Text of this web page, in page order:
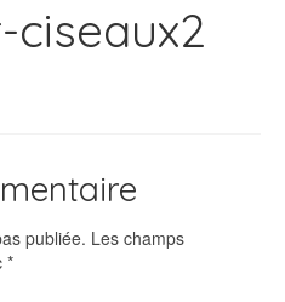
publiée. Les champs
*